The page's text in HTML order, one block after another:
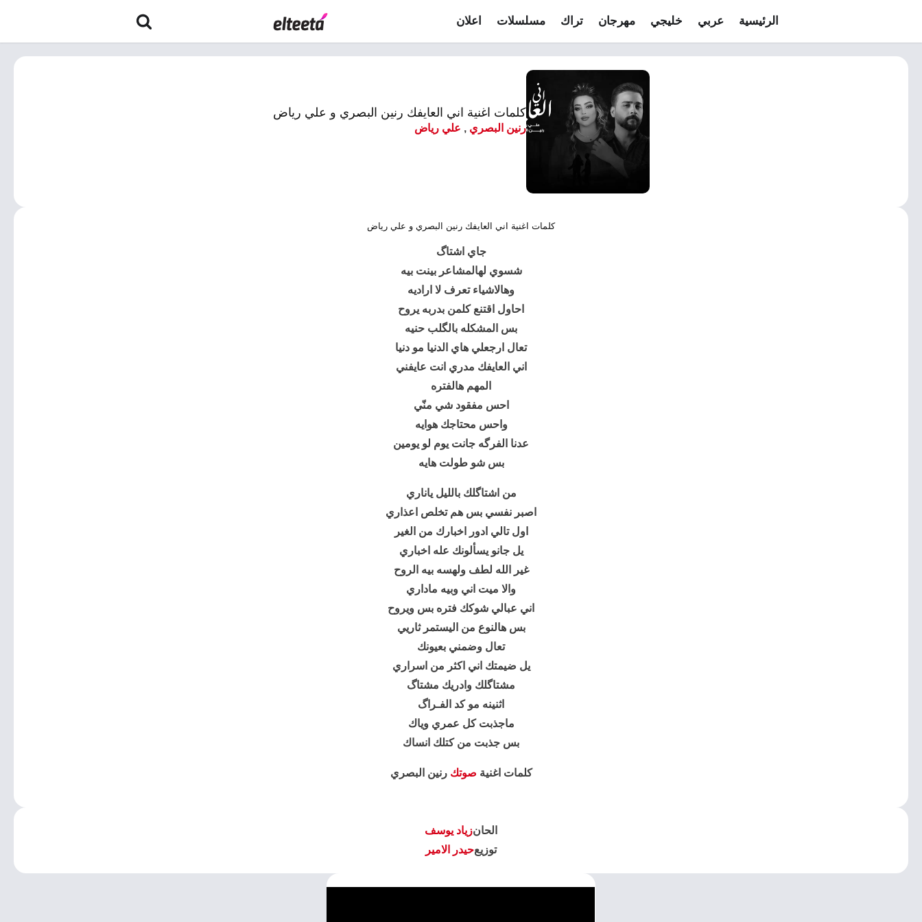
الرئيسية عربي خليجي مهرجان تراك مسلسلات اعلان
كلمات اغنية اني العايفك رنين البصري و علي رياض
رنين البصري , علي رياض
كلمات اغنية اني العايفك رنين البصري و علي رياض
جاي اشتاگ
شسوي لهالمشاعر بينت بيه
وهالاشياء تعرف لا اراديه
احاول اقتنع كلمن بدربه يروح
بس المشكله بالگلب حنيه
تعال ارجعلي هاي الدنيا مو دنيا
اني العايفك مدري انت عايفني
المهم هالفتره
احس مفقود شي منّي
واحس محتاجك هوايه
عدنا الفرگه جانت يوم لو يومين
بس شو طولت هايه
من اشتاگلك بالليل ياناري
اصبر نفسي بس هم تخلص اعذاري
اول تالي ادور اخبارك من الغير
يل جانو يسألونك عله اخباري
غير الله لطف ولهسه بيه الروح
والا ميت اني وبيه ماداري
اني عبالي شوكك فتره بس ويروح
بس هالنوع من اليستمر ثاريي
تعال وضمني بعيونك
يل ضيمتك اني اكثر من اسراري
مشتاگلك وادريك مشتاگ
اثنينه مو كد الفـراگ
ماجذبت كل عمري وياك
بس جذبت من كتلك انساك
كلمات اغنية صوتك رنين البصري
الحانزياد يوسف
توزيعحيدر الامير